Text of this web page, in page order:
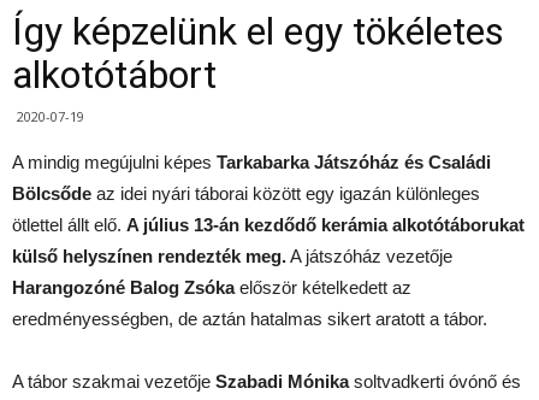
Így képzelünk el egy tökéletes
alkotótábort
2020-07-19
A mindig megújulni képes Tarkabarka Játszóház és Családi
Bölcsőde az idei nyári táborai között egy igazán különleges
ötlettel állt elő. A július 13-án kezdődő kerámia alkotótáborukat
külső helyszínen rendezték meg.A játszóház vezetője
Harangozóné Balog Zsókaelőször kételkedett az
eredményességben, de aztán hatalmas sikert aratott a tábor.
A tábor szakmai vezetője Szabadi Mónikasoltvadkerti óvónő és